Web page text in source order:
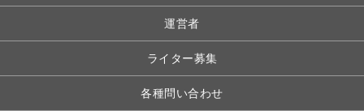
運営者
ライター募集
各種問い合わせ